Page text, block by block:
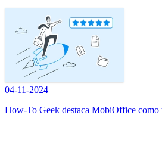
04-11-2024
How-To Geek destaca MobiOffice